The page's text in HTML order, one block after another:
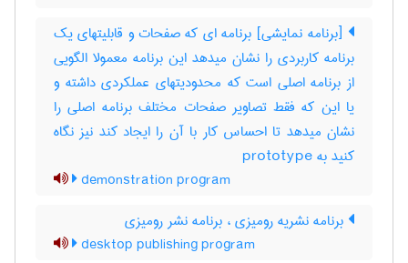
[برنامه نمایشی] برنامه ای که صفحات و قابلیتهای یک
برنامه کاربردی را نشان میدهد این برنامه معمولا الگویی
از برنامه اصلی است که محدودیتهای عملکردی داشته و
یا این که فقط تصاویر صفحات مختلف برنامه اصلی را
نشان میدهد تا احساس کار با آن را ایجاد کند نیز نگاه
کنید به ‎ prototype
demonstration program
برنامه نشریه رومیزی ، برنامه نشر رومیزی
desktop publishing program